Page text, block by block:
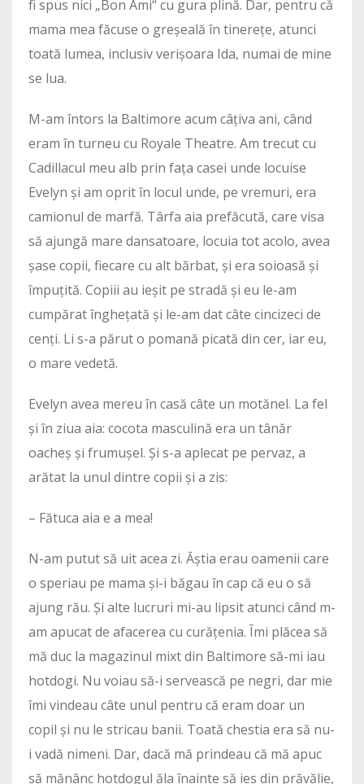
fi spus nici „Bon Ami“ cu gura plină. Dar, pentru că
mama mea făcuse o greșeală în tinerețe, atunci
toată lumea, inclusiv verișoara Ida, numai de mine
se lua.
M-am întors la Baltimore acum câțiva ani, când
eram în turneu cu Royale Theatre. Am trecut cu
Cadillacul meu alb prin fața casei unde locuise
Evelyn și am oprit în locul unde, pe vremuri, era
camionul de marfă. Târfa aia prefăcută, care visa
să ajungă mare dansatoare, locuia tot acolo, avea
șase copii, fiecare cu alt bărbat, și era soioasă și
împuțită. Copiii au ieșit pe stradă și eu le-am
cumpărat înghețată și le-am dat câte cincizeci de
cenți. Li s-a părut o pomană picată din cer, iar eu,
o mare vedetă.
Evelyn avea mereu în casă câte un motănel. La fel
și în ziua aia: cocota masculină era un tânăr
oacheș și frumușel. Și s-a aplecat pe pervaz, a
arătat la unul dintre copii și a zis:
– Fătuca aia e a mea!
N-am putut să uit acea zi. Ăștia erau oamenii care
o speriau pe mama și-i băgau în cap că eu o să
ajung rău. Și alte lucruri mi-au lipsit atunci când m-
am apucat de afacerea cu curățenia. Îmi plăcea să
mă duc la magazinul mixt din Baltimore să-mi iau
hotdogi. Nu voiau să-i servească pe negri, dar mie
îmi vindeau câte unul pentru că eram doar un
copil și nu le stricau banii. Toată chestia era să nu-
i vadă nimeni. Dar, dacă mă prindeau că mă apuc
să mănânc hotdogul ăla înainte să ies din prăvălie,